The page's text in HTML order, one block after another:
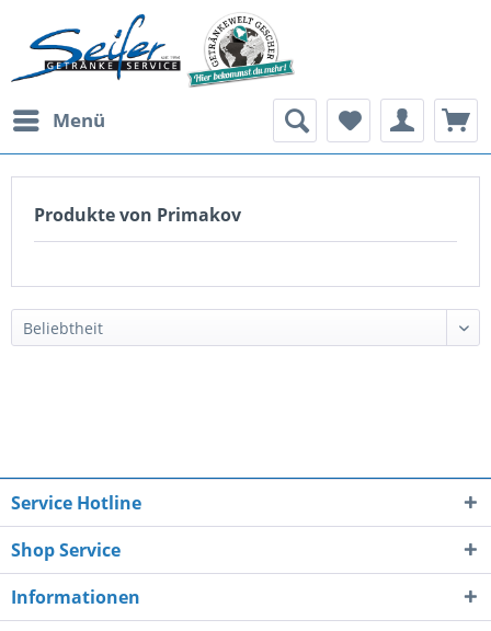
Menü
Produkte von Primakov
Service Hotline
Shop Service
Informationen